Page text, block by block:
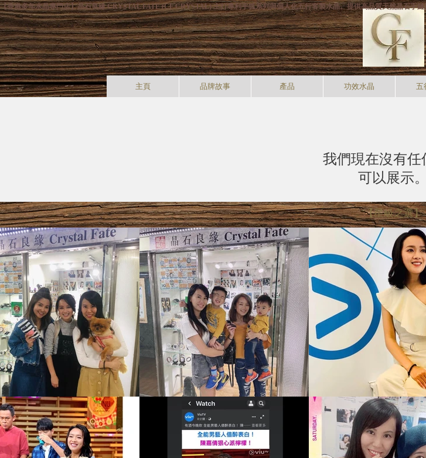
【香港多年水晶專門店】晶石良緣 CRYSTAL FATE (CF CRYSTAL) 主打專利手狐系列與個人化五行客製水晶。提供高品質天然晶石手
主頁 品牌故事 產品 功效水晶 五
我們現在沒有任
可以展示。
【星級之選】